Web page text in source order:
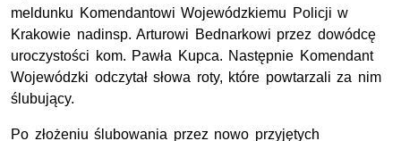
meldunku Komendantowi Wojewódzkiemu Policji w
Krakowie nadinsp. Arturowi Bednarkowi przez dowódcę
uroczystości kom. Pawła Kupca. Następnie Komendant
Wojewódzki odczytał słowa roty, które powtarzali za nim
ślubujący.
Po złożeniu ślubowania przez nowo przyjętych